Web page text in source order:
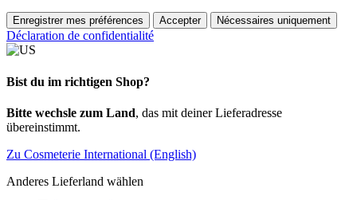
Enregistrer mes préférences Accepter Nécessaires uniquement
Déclaration de confidentialité
Bist du im richtigen Shop?
Bitte wechsle zum Land, das mit deiner Lieferadresse
übereinstimmt.
Zu Cosmeterie International (English)
Anderes Lieferland wählen